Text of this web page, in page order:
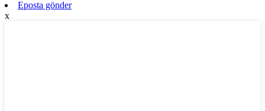
Eposta gönder
x